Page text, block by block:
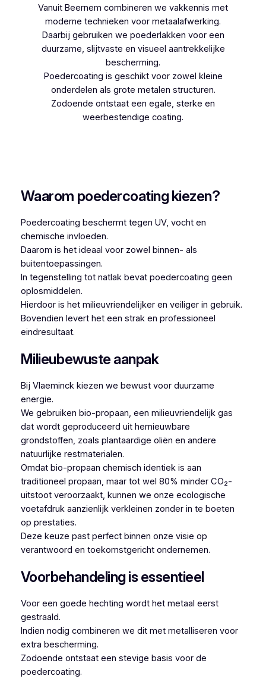
Vanuit Beernem combineren we vakkennis met
moderne technieken voor metaalafwerking.
Daarbij gebruiken we poederlakken voor een
duurzame, slijtvaste en visueel aantrekkelijke
bescherming.
Poedercoating is geschikt voor zowel kleine
onderdelen als grote metalen structuren.
Zodoende ontstaat een egale, sterke en
weerbestendige coating.
Waarom poedercoating kiezen?
Poedercoating beschermt tegen UV, vocht en
chemische invloeden.
Daarom is het ideaal voor zowel binnen- als
buitentoepassingen.
In tegenstelling tot natlak bevat poedercoating geen
oplosmiddelen.
Hierdoor is het milieuvriendelijker en veiliger in gebruik.
Bovendien levert het een strak en professioneel
eindresultaat.
Milieubewuste aanpak
Bij Vlaeminck kiezen we bewust voor duurzame
energie.
We gebruiken bio-propaan, een milieuvriendelijk gas
dat wordt geproduceerd uit hernieuwbare
grondstoffen, zoals plantaardige oliën en andere
natuurlijke restmaterialen.
Omdat bio-propaan chemisch identiek is aan
traditioneel propaan, maar tot wel 80% minder CO₂-
uitstoot veroorzaakt, kunnen we onze ecologische
voetafdruk aanzienlijk verkleinen zonder in te boeten
op prestaties.
Deze keuze past perfect binnen onze visie op
verantwoord en toekomstgericht ondernemen.
Voorbehandeling is essentieel
Voor een goede hechting wordt het metaal eerst
gestraald.
Indien nodig combineren we dit met metalliseren voor
extra bescherming.
Zodoende ontstaat een stevige basis voor de
poedercoating.